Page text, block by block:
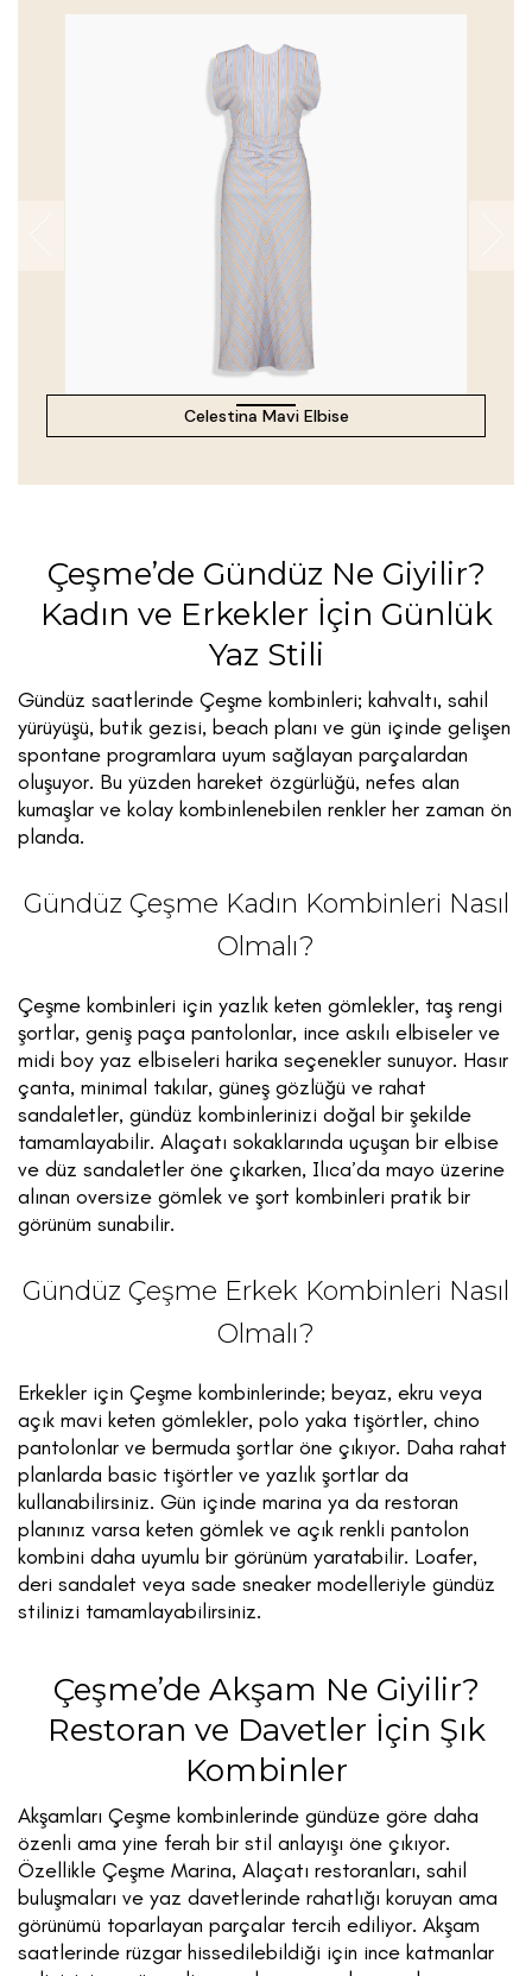
Celestina Mavi Elbise
Çeşme’de Gündüz Ne Giyilir?
Kadın ve Erkekler İçin Günlük
Yaz Stili
Gündüz saatlerinde Çeşme kombinleri; kahvaltı, sahil
yürüyüşü, butik gezisi, beach planı ve gün içinde gelişen
spontane programlara uyum sağlayan parçalardan
oluşuyor. Bu yüzden hareket özgürlüğü, nefes alan
kumaşlar ve kolay kombinlenebilen renkler her zaman ön
planda.
Gündüz Çeşme Kadın Kombinleri Nasıl
Olmalı?
Çeşme kombinleri için yazlık keten gömlekler, taş rengi
şortlar, geniş paça pantolonlar, ince askılı elbiseler ve
midi boy yaz elbiseleri harika seçenekler sunuyor. Hasır
çanta, minimal takılar, güneş gözlüğü ve rahat
sandaletler, gündüz kombinlerinizi doğal bir şekilde
tamamlayabilir. Alaçatı sokaklarında uçuşan bir elbise
ve düz sandaletler öne çıkarken, Ilıca’da mayo üzerine
alınan oversize gömlek ve şort kombinleri pratik bir
görünüm sunabilir.
Gündüz Çeşme Erkek Kombinleri Nasıl
Olmalı?
Erkekler için Çeşme kombinlerinde; beyaz, ekru veya
açık mavi keten gömlekler, polo yaka tişörtler, chino
pantolonlar ve bermuda şortlar öne çıkıyor. Daha rahat
planlarda basic tişörtler ve yazlık şortlar da
kullanabilirsiniz. Gün içinde marina ya da restoran
planınız varsa keten gömlek ve açık renkli pantolon
kombini daha uyumlu bir görünüm yaratabilir. Loafer,
deri sandalet veya sade sneaker modelleriyle gündüz
stilinizi tamamlayabilirsiniz.
Çeşme’de Akşam Ne Giyilir?
Restoran ve Davetler İçin Şık
Kombinler
Akşamları Çeşme kombinlerinde gündüze göre daha
özenli ama yine ferah bir stil anlayışı öne çıkıyor.
Özellikle Çeşme Marina, Alaçatı restoranları, sahil
buluşmaları ve yaz davetlerinde rahatlığı koruyan ama
görünümü toparlayan parçalar tercih ediliyor. Akşam
saatlerinde rüzgar hissedilebildiği için ince katmanlar